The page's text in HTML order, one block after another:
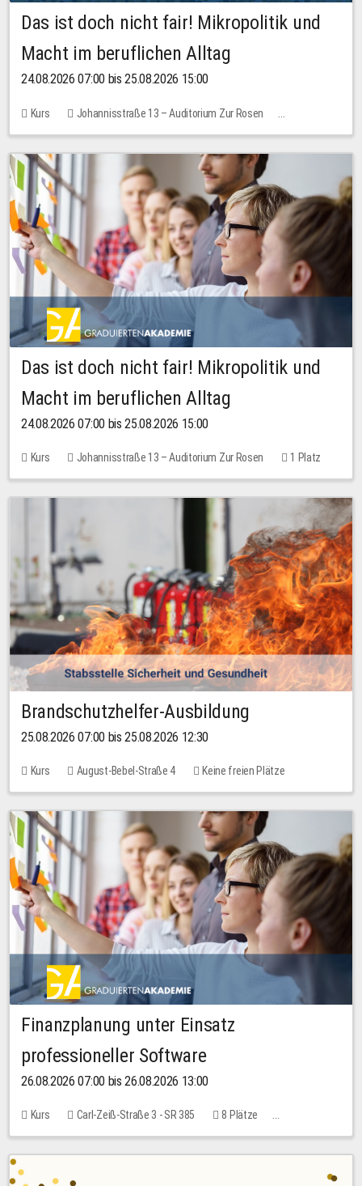
Das ist doch nicht fair! Mikropolitik und
Macht im beruflichen Alltag
24.08.2026 07:00 bis 25.08.2026 15:00
Kurs
Johannisstraße 13 – Auditorium Zur Rosen
Keine freien Plätze
Das ist doch nicht fair! Mikropolitik und
Macht im beruflichen Alltag
24.08.2026 07:00 bis 25.08.2026 15:00
Kurs Johannisstraße 13 – Auditorium Zur Rosen
1 Platz
30,00 EUR
Brandschutzhelfer-Ausbildung
25.08.2026 07:00 bis 25.08.2026 12:30
Kurs August-Bebel-Straße 4 Keine freien Plätze
Finanzplanung unter Einsatz
professioneller Software
26.08.2026 07:00 bis 26.08.2026 13:00
Kurs Carl-Zeiß-Straße 3 - SR 385
8 Plätze
20,00 EUR